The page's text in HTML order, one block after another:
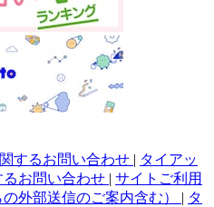
するお問い合わせ | タイアッ
お問い合わせ | サイトご利用
外部送信のご案内含む） | タ